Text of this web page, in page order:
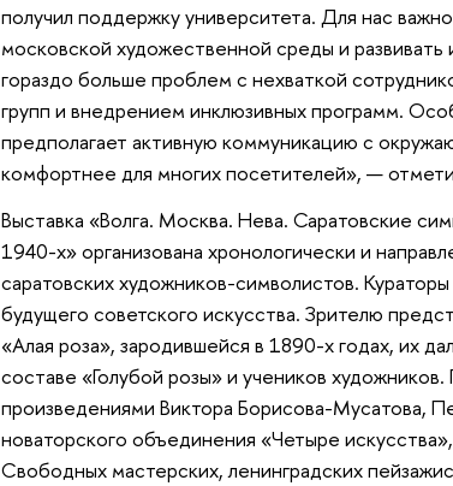
получил поддержку университета. Для нас
московской художественной среды и
гораздо больше проблем с нехваткой
групп и внедрением инклюзивных программ.
предполагает активную коммуникацию с
комфортнее для многих посетителей», —
Выставка «Волга. Москва. Нева. Саратовские
1940-х» организована хронологически и
саратовских художников-символистов.
будущего советского искусства. Зрителю
«Алая роза», зародившейся в 1890-х годах, их
составе «Голубой розы» и учеников
произведениями Виктора Борисова-Мусатова,
новаторского объединения «Четыре
Свободных мастерских, ленинградских